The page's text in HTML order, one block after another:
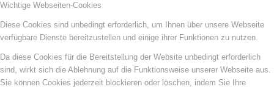
Wichtige Webseiten-Cookies
Diese Cookies sind unbedingt erforderlich, um Ihnen über unsere Webseite
verfügbare Dienste bereitzustellen und einige ihrer Funktionen zu nutzen.
Da diese Cookies für die Bereitstellung der Website unbedingt erforderlich
sind, wirkt sich die Ablehnung auf die Funktionsweise unserer Webseite aus.
Sie können Cookies jederzeit blockieren oder löschen, indem Sie Ihre